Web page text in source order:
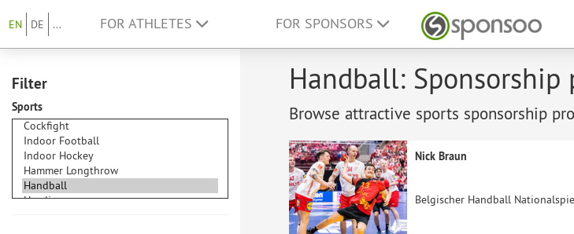
EN DE ... FOR ATHLETES FOR SPONSORS
Filter
Sports
Handball: Sponsorship
Browse attractive sports sponsorship
Nick Braun
Belgischer Handball